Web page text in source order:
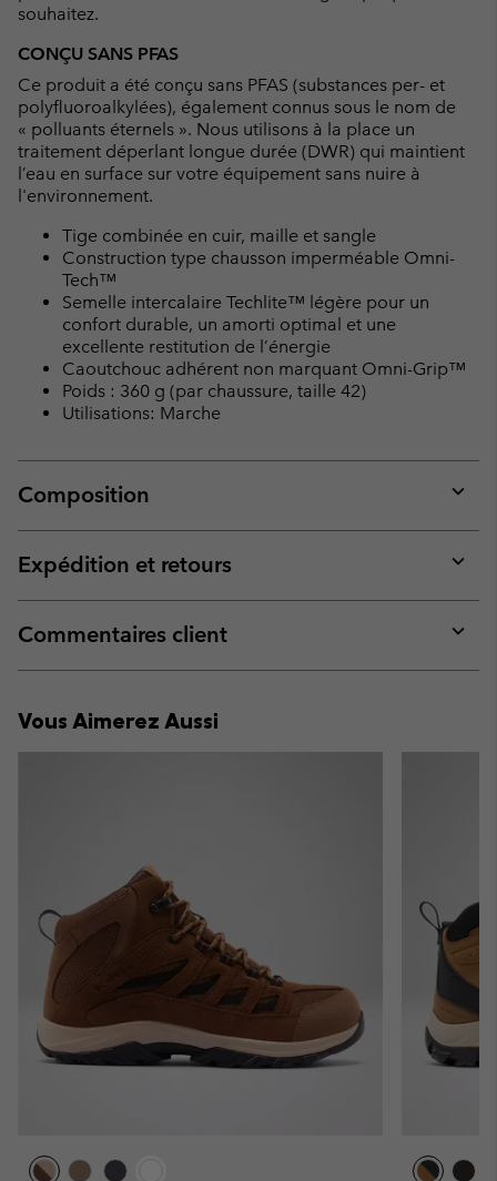
souhaitez.
CONÇU SANS PFAS
Ce produit a été conçu sans PFAS (substances per- et
polyfluoroalkylées), également connus sous le nom de
« polluants éternels ». Nous utilisons à la place un
traitement déperlant longue durée (DWR) qui maintient
l’eau en surface sur votre équipement sans nuire à
l'environnement.
Tige combinée en cuir, maille et sangle
Construction type chausson imperméable Omni-
Tech™
Semelle intercalaire Techlite™ légère pour un
confort durable, un amorti optimal et une
excellente restitution de l’énergie
Caoutchouc adhérent non marquant Omni-Grip™
Poids : 360 g (par chaussure, taille 42)
Utilisations: Marche
Composition
or
Expédition et retours
or
Commentaires client
or
Vous Aimerez Aussi